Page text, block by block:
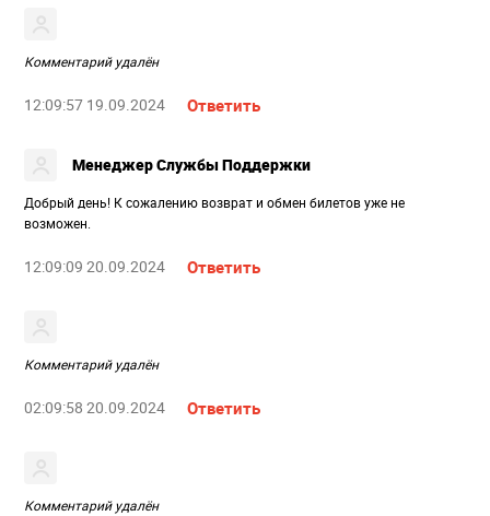
Комментарий удалён
12:09:57 19.09.2024 Ответить
Менеджер Службы Поддержки
Добрый день! К сожалению возврат и обмен билетов уже не
возможен.
12:09:09 20.09.2024 Ответить
Комментарий удалён
02:09:58 20.09.2024 Ответить
Комментарий удалён